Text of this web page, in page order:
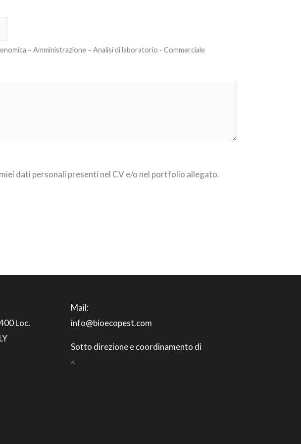
– Amministrazione – Analisi di laboratorio - Commerciale
dati personali presenti nel CV e/o nel portfolio allegato.
Loc.
Mail:
info@bioecopest.com
Sotto direzione e coordinamento di
<